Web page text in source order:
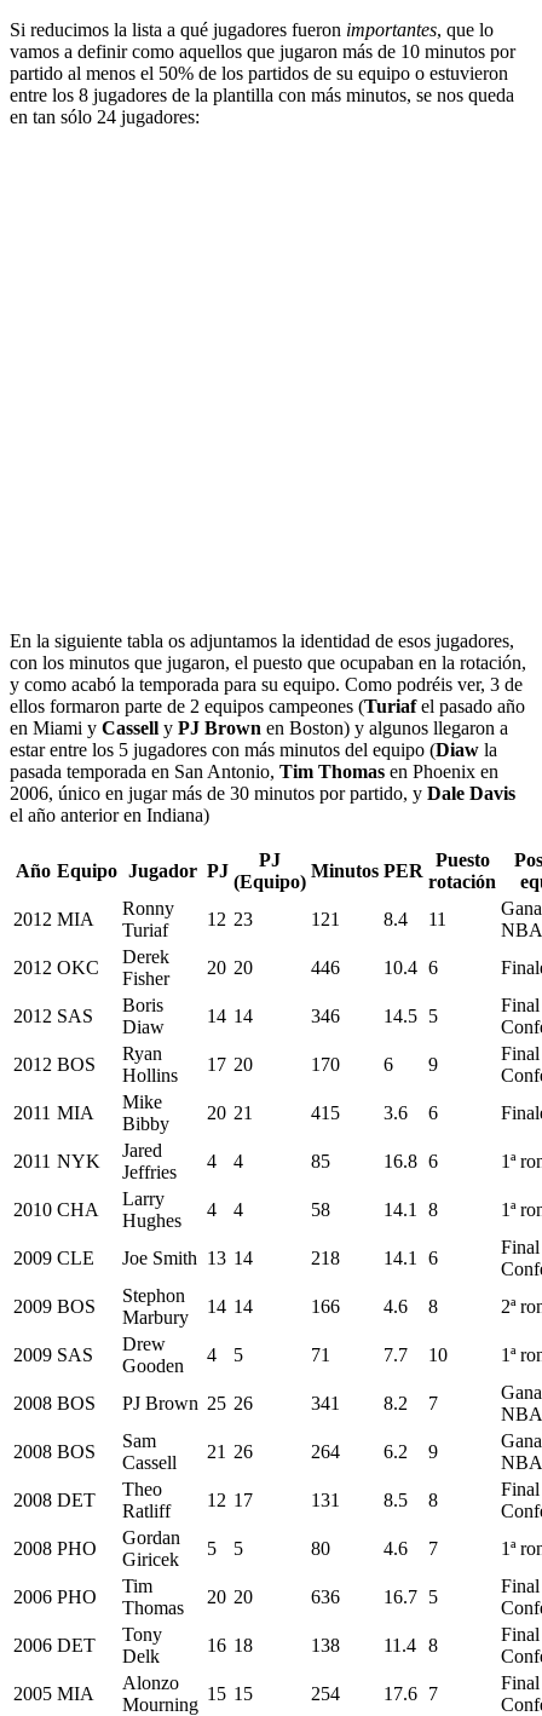
Si reducimos la lista a qué jugadores fueron importantes, que lo
vamos a definir como aquellos que jugaron más de 10 minutos por
partido al menos el 50% de los partidos de su equipo o estuvieron
entre los 8 jugadores de la plantilla con más minutos, se nos queda
en tan sólo 24 jugadores:
En la siguiente tabla os adjuntamos la identidad de esos jugadores,
con los minutos que jugaron, el puesto que ocupaban en la rotación,
y como acabó la temporada para su equipo. Como podréis ver, 3 de
ellos formaron parte de 2 equipos campeones (Turiafel pasado año
en Miami y Cassell y PJ Brown en Boston) y algunos llegaron a
estar entre los 5 jugadores con más minutos del equipo (Diaw la
pasada temporada en San Antonio, Tim Thomas en Phoenix en
2006, único en jugar más de 30 minutos por partido, y Dale Davis
el año anterior en Indiana)
Año Equipo Jugador PJ
PJ
(Equipo)
Minutos PER
Puesto
rotación
2012 MIA
Ronny
Turiaf
12 23 121 8.4 11
NBA
2012 OKC
Derek
Fisher
20 20 446 10.4 6
2012 SAS
Boris
Diaw
14 14 346 14.5 5
Final
2012 BOS
Ryan
Hollins
17 20 170 6 9
Final
2011 MIA
Mike
Bibby
20 21 415 3.6 6
2011 NYK
Jared
Jeffries
4 4 85 16.8 6 1ª
2010 CHA
Larry
Hughes
4 4 58 14.1 8 1ª
2009 CLE Joe Smith 13 14 218 14.1 6
Final
2009 BOS
Stephon
Marbury
14 14 166 4.6 8 2ª
2009 SAS
Drew
Gooden
4 5 71 7.7 10 1ª
2008 BOS PJ Brown 25 26 341 8.2 7
NBA
2008 BOS
Sam
Cassell
21 26 264 6.2 9
NBA
2008 DET
Theo
Ratliff
12 17 131 8.5 8
Final
2008 PHO
Gordan
Giricek
5 5 80 4.6 7 1ª
2006 PHO
Tim
Thomas
20 20 636 16.7 5
Final
2006 DET
Tony
Delk
16 18 138 11.4 8
Final
2005 MIA
Alonzo
Mourning
15 15 254 17.6 7
Final